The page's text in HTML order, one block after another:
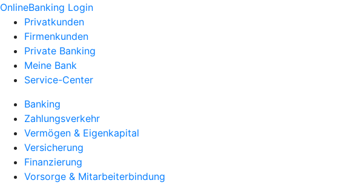
OnlineBanking Login
Privatkunden
Firmenkunden
Private Banking
Meine Bank
Service-Center
Banking
Zahlungsverkehr
Vermögen & Eigenkapital
Versicherung
Finanzierung
Vorsorge & Mitarbeiterbindung